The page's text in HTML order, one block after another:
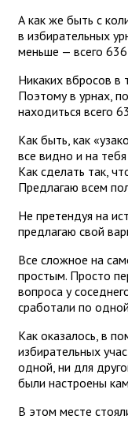
А как же быть с
в избирательных
меньше — всего
Никаких вбросов в
Поэтому в урнах,
находиться всего
Как быть, как
все видно и на
Как сделать так,
Предлагаю всем
Не претендуя на
предлагаю свой
Все сложное на
простым. Просто
вопроса у
сработали по
Как оказалось, в
избирательных
одной, ни для
были настроены
В этом месте